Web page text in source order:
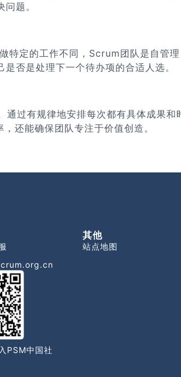
题。
特定的工作不同，Scrum团队是自管理
否是处理下一个待办项的合适人选。
过有规律地安排每次都有具体成果和
还能确保团队专注于价值创造。
PSM中国社
其他
站点地图